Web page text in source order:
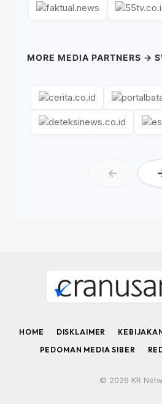
MORE MEDIA PARTNERS →
←
HOME DISKLAIMER
PEDOMAN MEDIA SIBER
© 2026 KR